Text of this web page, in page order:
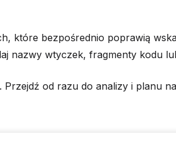
które bezpośrednio poprawią
nazwy wtyczek, fragmenty kodu
od razu do analizy i planu